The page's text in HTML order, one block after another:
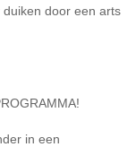
door een arts
in een